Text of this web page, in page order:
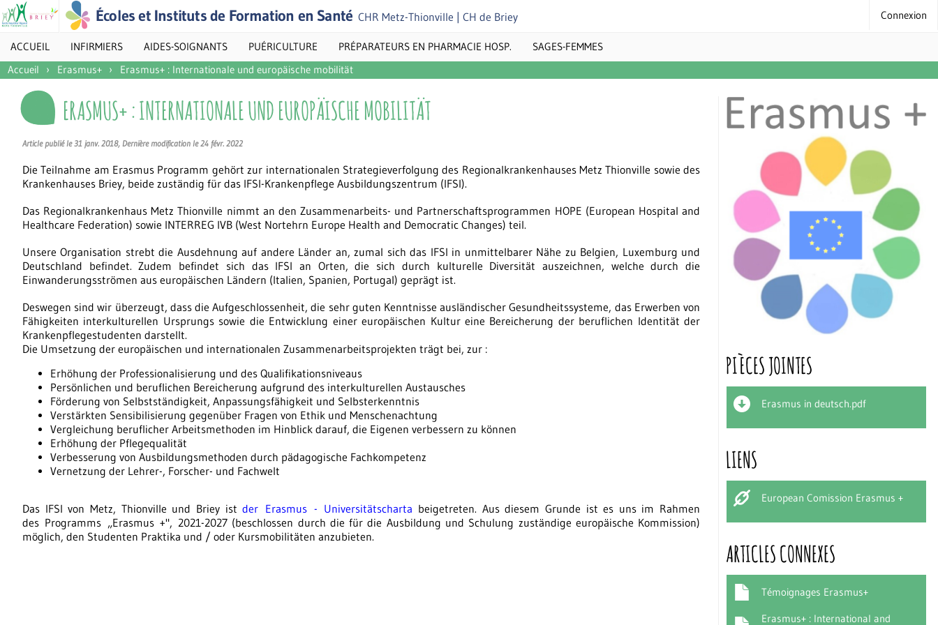
Écoles et Instituts de Formation en Santé CHR Metz-Thionville | CH de Briey Connexion
ACCUEIL INFIRMIERS AIDES-SOIGNANTS PUÉRICULTURE PRÉPARATEURS EN PHARMACIE HOSP.
SAGES-FEMMES
Accueil
› Erasmus+ › Erasmus+ : Internationale und europäische mobilität
PIÈCES JOINTES
Erasmus in deutsch.pdf
LIENS
European Comission Erasmus +
ARTICLES CONNEXES
Témoignages Erasmus+
Erasmus+ : International and
ERASMUS+ : INTERNATIONALE UND EUROPÄISCHE MOBILITÄT
Article publié le 31 janv. 2018, Dernière modification le 24 févr. 2022
Die Teilnahme am Erasmus Programm gehört zur internationalen Strategieverfolgung des Regionalkrankenhauses Metz Thionville sowie des
Krankenhauses Briey, beide zuständig für das IFSI-Krankenpflege Ausbildungszentrum (IFSI).
Das Regionalkrankenhaus Metz Thionville nimmt an den Zusammenarbeits- und Partnerschaftsprogrammen HOPE (European Hospital and
Healthcare Federation) sowie INTERREG IVB (West Nortehrn Europe Health and Democratic Changes) teil.
Unsere Organisation strebt die Ausdehnung auf andere Länder an, zumal sich das IFSI in unmittelbarer Nähe zu Belgien, Luxemburg und
Deutschland befindet. Zudem befindet sich das IFSI an Orten, die sich durch kulturelle Diversität auszeichnen, welche durch die
Einwanderungsströmen aus europäischen Ländern (Italien, Spanien, Portugal) geprägt ist.
Deswegen sind wir überzeugt, dass die Aufgeschlossenheit, die sehr guten Kenntnisse ausländischer Gesundheitssysteme, das Erwerben von
Fähigkeiten interkulturellen Ursprungs sowie die Entwicklung einer europäischen Kultur eine Bereicherung der beruflichen Identität der
Krankenpflegestudenten darstellt.
Die Umsetzung der europäischen und internationalen Zusammenarbeitsprojekten trägt bei, zur :
Erhöhung der Professionalisierung und des Qualifikationsniveaus
Persönlichen und beruflichen Bereicherung aufgrund des interkulturellen Austausches
Förderung von Selbstständigkeit, Anpassungsfähigkeit und Selbsterkenntnis
Verstärkten Sensibilisierung gegenüber Fragen von Ethik und Menschenachtung
Vergleichung beruflicher Arbeitsmethoden im Hinblick darauf, die Eigenen verbessern zu können
Erhöhung der Pflegequalität
Verbesserung von Ausbildungsmethoden durch pädagogische Fachkompetenz
Vernetzung der Lehrer-, Forscher- und Fachwelt
Das IFSI von Metz, Thionville und Briey istder Erasmus - Universitätscharta beigetreten. Aus diesem Grunde ist es uns im Rahmen
des Programms „Erasmus +", 2021-2027 (beschlossen durch die für die Ausbildung und Schulung zuständige europäische Kommission)
möglich, den Studenten Praktika und / oder Kursmobilitäten anzubieten.